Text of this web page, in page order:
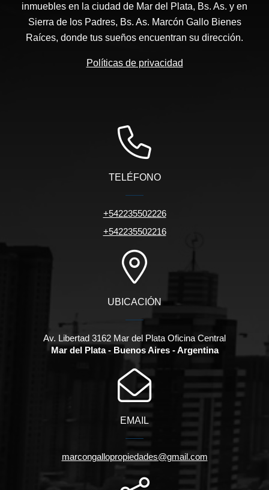
inmuebles en la ciudad de Mar del Plata, Bs. As. y en
Sierra de los Padres, Bs. As. Marcón Gallo Bienes
Raíces, donde tus sueños encuentran su dirección.
Políticas de privacidad
TELÉFONO
+542235502226
+542235502216
UBICACIÓN
Av. Libertad 3162 Mar del Plata Oficina Central
Mar del Plata - Buenos Aires - Argentina
EMAIL
marcongallopropiedades@gmail.com